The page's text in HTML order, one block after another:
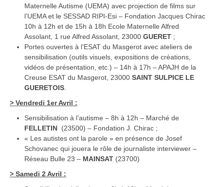
Maternelle Autisme (UEMA) avec projection de films sur
l’UEMA et le SESSAD RIPI-Esi – Fondation Jacques Chirac
10h à 12h et de 15h à 18h Ecole Maternelle Alfred
Assolant, 1 rue Alfred Assolant, 23000 GUERET ;
Portes ouvertes à l’ESAT du Masgerot avec ateliers de
sensibilisation (outils visuels, expositions de créations,
vidéos de présentation, etc.) – 14h à 17h – APAJH de la
Creuse ESAT du Masgerot, 23000 SAINT SULPICE LE
GUERETOIS
> Vendredi 1er Avril :
Sensibilisation à l’autisme – 8h à 12h – Marché de
FELLETIN (23500) – Fondation J. Chirac ;
« Les autistes ont la parole » en présence de Josef
Schovanec qui jouera le rôle de journaliste interviewer –
Réseau Bulle 23 – MAINSAT (23700)
> Samedi 2 Avril :